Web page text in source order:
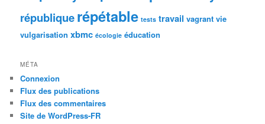
républiquerépétable tests travail vagrant vie
vulgarisation xbmc écologie éducation
MÉTA
Connexion
Flux des publications
Flux des commentaires
Site de WordPress-FR